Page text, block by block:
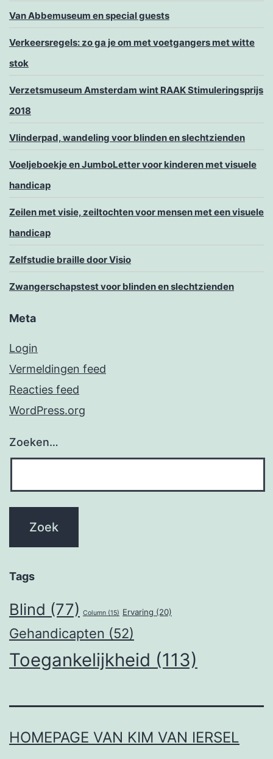
Van Abbemuseum en special guests
Verkeersregels: zo ga je om met voetgangers met witte
stok
Verzetsmuseum Amsterdam wint RAAK Stimuleringsprijs
2018
Vlinderpad, wandeling voor blinden en slechtzienden
Voeljeboekje en JumboLetter voor kinderen met visuele
handicap
Zeilen met visie, zeiltochten voor mensen met een visuele
handicap
Zelfstudie braille door Visio
Zwangerschapstest voor blinden en slechtzienden
Meta
Login
Vermeldingen feed
Reacties feed
WordPress.org
Zoeken…
Tags
Blind (77) Column (15) Ervaring (20)
Gehandicapten (52)
Toegankelijkheid (113)
HOMEPAGE VAN KIM VAN IERSEL